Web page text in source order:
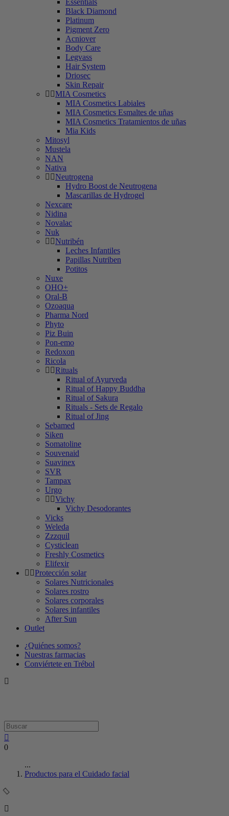
Essentials
Black Diamond
Platinum
Pigment Zero
Acniover
Body Care
Legvass
Hair System
Driosec
Skin Repair
MIA Cosmetics
MIA Cosmetics Labiales
MIA Cosmetics Esmaltes de uñas
MIA Cosmetics Tratamientos de uñas
Mia Kids
Mitosyl
Mustela
NAN
Nativa
Neutrogena
Hydro Boost de Neutrogena
Mascarillas de Hydrogel
Nexcare
Nidina
Novalac
Nuk
Nutribén
Leches Infantiles
Papillas Nutriben
Potitos
Nuxe
OHO+
Oral-B
Ozoaqua
Pharma Nord
Phyto
Piz Buin
Pon-emo
Redoxon
Ricola
Rituals
Ritual of Ayurveda
Ritual of Happy Buddha
Ritual of Sakura
Rituals - Sets de Regalo
Ritual of Jing
Sebamed
Siken
Somatoline
Souvenaid
Suavinex
SVR
Tampax
Urgo
Vichy
Vichy Desodorantes
Vicks
Weleda
Zzzquil
Cysticlean
Freshly Cosmetics
Elifexir
Protección solar
Solares Nutricionales
Solares rostro
Solares corporales
Solares infantiles
After Sun
Outlet
¿Quiénes somos?
Nuestras farmacias
Conviértete en Trébol
0
...
Productos para el Cuidado facial